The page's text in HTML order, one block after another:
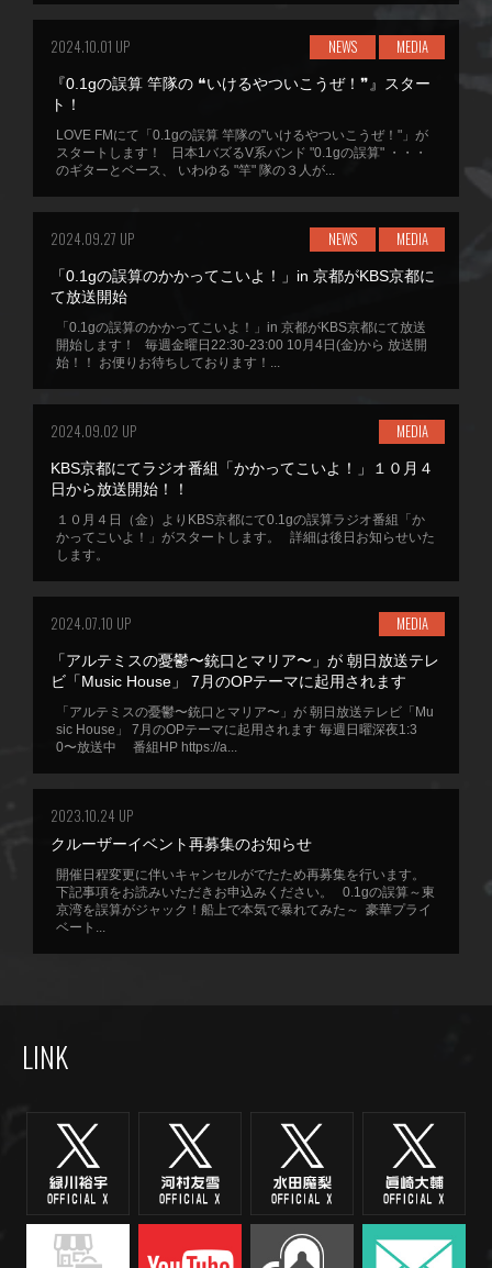
2024.10.01 UP NEWS MEDIA
『0.1gの誤算 竿隊の ❝いけるやついこうぜ！❞』スター
ト！
LOVE FMにて「0.1gの誤算 竿隊の"いけるやついこうぜ！"」が
スタートします！ 日本1バズるV系バンド "0.1gの誤算" ・・・
のギターとベース、 いわゆる "竿" 隊の３人が...
2024.09.27 UP NEWS MEDIA
「0.1gの誤算のかかってこいよ！」in 京都がKBS京都に
て放送開始
「0.1gの誤算のかかってこいよ！」in 京都がKBS京都にて放送
開始します！ 毎週金曜日22:30-23:00 10月4日(金)から 放送開
始！！ お便りお待ちしております！...
2024.09.02 UP MEDIA
KBS京都にてラジオ番組「かかってこいよ！」１０月４
日から放送開始！！
１０月４日（金）よりKBS京都にて0.1gの誤算ラジオ番組「か
かってこいよ！」がスタートします。 詳細は後日お知らせいた
します。
2024.07.10 UP MEDIA
「アルテミスの憂鬱〜銃口とマリア〜」が 朝日放送テレ
ビ「Music House」 7月のOPテーマに起用されます
「アルテミスの憂鬱〜銃口とマリア〜」が 朝日放送テレビ「Mu
sic House」 7月のOPテーマに起用されます 毎週日曜深夜1:3
0〜放送中 番組HP https://a...
2023.10.24 UP
クルーザーイベント再募集のお知らせ
開催日程変更に伴いキャンセルがでたため再募集を行います。
下記事項をお読みいただきお申込みください。 0.1gの誤算～東
京湾を誤算がジャック！船上で本気で暴れてみた～ 豪華プライ
ベート...
LINK